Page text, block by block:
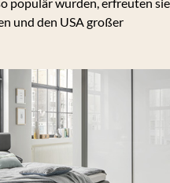
und den USA großer